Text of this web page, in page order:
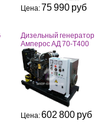
Цена:75 990 руб
Дизельный генератор
Амперос АД 70-Т400
Цена:602 800 руб